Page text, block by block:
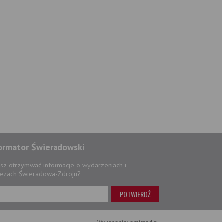
Świeradowski
otrzymwać informacje o wydarzeniach i
Świeradowa-Zdroju?